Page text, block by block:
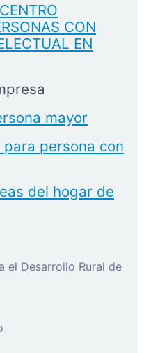
CON
EN
mayor
persona con
del hogar de
el Desarrollo Rural de